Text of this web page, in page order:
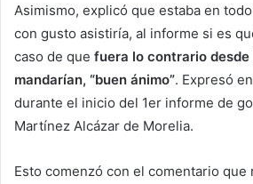
Asimismo, explicó que estaba en
con gusto asistiría, al informe si es
caso de que fuera lo contrario
mandarían, “buen ánimo”. Expresó
durante el inicio del 1er informe de
Martínez Alcázar de Morelia.
Esto comenzó con el comentario que